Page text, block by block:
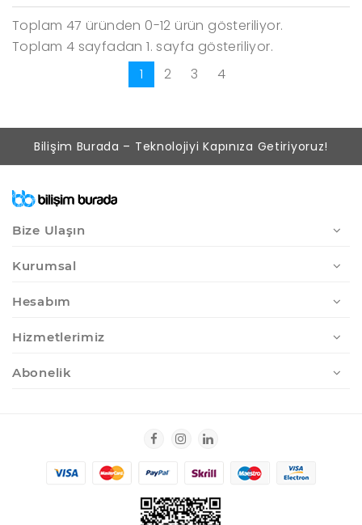
Toplam 47 üründen 0-12 ürün gösteriliyor.
Toplam 4 sayfadan 1. sayfa gösteriliyor.
1
2 3 4
Bilişim Burada – Teknolojiyi Kapınıza Getiriyoruz!
Bize Ulaşın
Kurumsal
Hesabım
Hizmetlerimiz
Abonelik